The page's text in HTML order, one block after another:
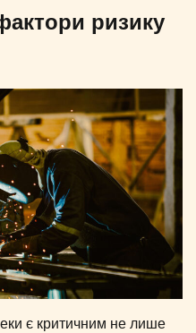
ризику
є критичним не лише